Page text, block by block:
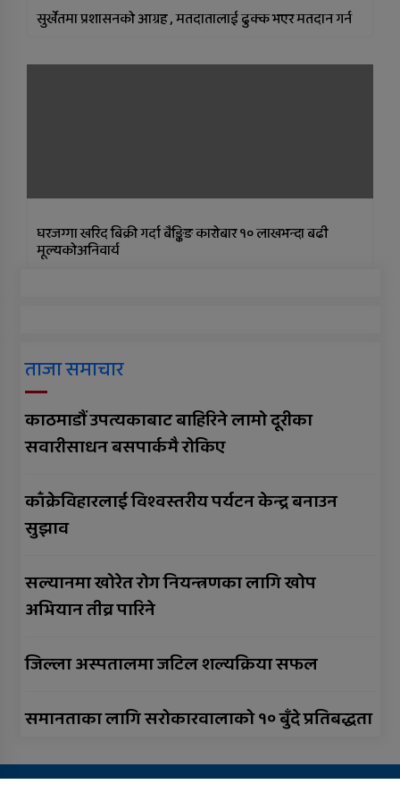
सुर्खेतमा प्रशासनको आग्रह , मतदातालाई ढुक्क भएर मतदान गर्न
घरजग्गा खरिद बिक्री गर्दा बैङ्किङ कारोबार १० लाखभन्दा बढी
मूल्यकोअनिवार्य
ताजा समाचार
काठमाडौं उपत्यकाबाट बाहिरिने लामो दूरीका
सवारीसाधन बसपार्कमै रोकिए
काँक्रेविहारलाई विश्वस्तरीय पर्यटन केन्द्र बनाउन
सुझाव
सल्यानमा खोरेत रोग नियन्त्रणका लागि खोप
अभियान तीव्र पारिने
जिल्ला अस्पतालमा जटिल शल्यक्रिया सफल
समानताका लागि सरोकारवालाको १० बुँदे प्रतिबद्धता